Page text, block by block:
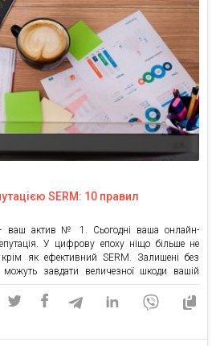
SERM: 10 правил
– ваш актив № 1. Сьогодні ваша онлайн-
У цифрову епоху ніщо більше не
як ефективний SERM. Залишені без
можуть завдати величезної шкоди вашій
такий важливий для бізнесу? У старі